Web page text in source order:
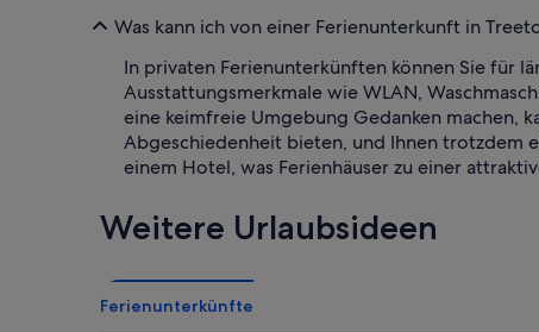
Was kann ich von einer Ferienunterkunft in
In privaten Ferienunterkünften können Sie für
Ausstattungsmerkmale wie WLAN,
eine keimfreie Umgebung Gedanken machen,
Abgeschiedenheit bieten, und Ihnen trotzdem
einem Hotel, was Ferienhäuser zu einer
Weitere Urlaubsideen
Ferienunterkünfte